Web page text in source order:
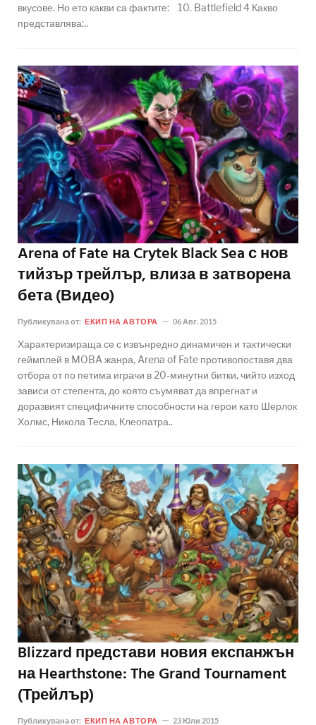
вкусове. Но ето какви са фактите: 10. Battlefield 4 Какво
представлява:..
Arena of Fate на Crytek Black Sea с нов
тийзър трейлър, влиза в затворена
бета (Видео)
Публикувана от: ЕКИП НА АВТОРА 06 Авг. 2015
Характеризираща се с извънредно динамичен и тактически
геймплей в MOBA жанра, Arena of Fate противопоставя два
отбора от по петима играчи в 20-минутни битки, чийто изход
зависи от степента, до която съумяват да впрегнат и
доразвият специфичните способности на герои като Шерлок
Холмс, Никола Тесла, Клеопатра..
Blizzard представи новия експанжън
на Hearthstone: The Grand Tournament
(Трейлър)
Публикувана от: ЕКИП НА АВТОРА 23 Юли 2015